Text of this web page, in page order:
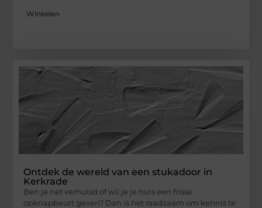
Winkelen
Ontdek de wereld van een stukadoor in
Kerkrade
Ben je net verhuisd of wil je je huis een frisse
opknapbeurt geven? Dan is het raadzaam om kennis te